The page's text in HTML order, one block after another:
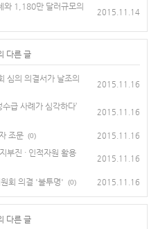
와 1,180만 달러규모의
2015.11.14
다른 글
심의 의결서가 날조의
2015.11.16
급 사례가 심각하다’
2015.11.16
조문 (0) 2015.11.16
부진 · 인적자원 활용
2015.11.16
회 의결 '불투명' (0) 2015.11.16
다른 글